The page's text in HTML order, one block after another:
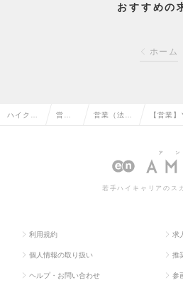
おすすめの
ホーム
ハイクラ 営業 営業（法人 【営業
人情報
若手ハイキャリアのス
利用規約 求
個人情報の取り扱い 推
ヘルプ・お問い合わせ 参